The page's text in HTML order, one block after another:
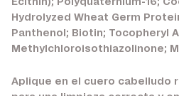
Ecithin); Polyquaternium-16;
Hydrolyzed Wheat Germ
Panthenol; Biotin; Tocopheryl
Methylchloroisothiazolinone;
Aplique en el cuero cabelludo